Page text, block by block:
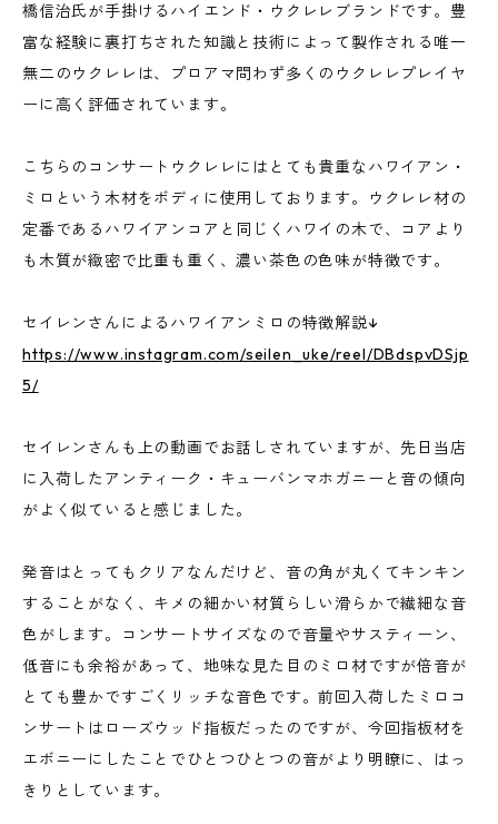
橋信治氏が手掛けるハイエンド・ウクレレブランドです。豊
富な経験に裏打ちされた知識と技術によって製作される唯一
無二のウクレレは、プロアマ問わず多くのウクレレプレイヤ
ーに高く評価されています。
こちらのコンサートウクレレにはとても貴重なハワイアン・
ミロという木材をボディに使用しております。ウクレレ材の
定番であるハワイアンコアと同じくハワイの木で、コアより
も木質が緻密で比重も重く、濃い茶色の色味が特徴です。
セイレンさんによるハワイアンミロの特徴解説↓
https://www.instagram.com/seilen_uke/reel/DBdspvDSjp
5/
セイレンさんも上の動画でお話しされていますが、先日当店
に入荷したアンティーク・キューバンマホガニーと音の傾向
がよく似ていると感じました。
発音はとってもクリアなんだけど、音の角が丸くてキンキン
することがなく、キメの細かい材質らしい滑らかで繊細な音
色がします。コンサートサイズなので音量やサスティーン、
低音にも余裕があって、地味な見た目のミロ材ですが倍音が
とても豊かですごくリッチな音色です。前回入荷したミロコ
ンサートはローズウッド指板だったのですが、今回指板材を
エボニーにしたことでひとつひとつの音がより明瞭に、はっ
きりとしています。